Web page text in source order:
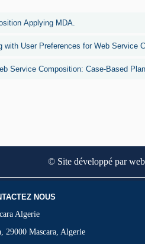
Applying MDA.
with User Preferences for Web Service
Service Composition: Case-Based
© Site développé par
NOUS
Algerie
29000 Mascara, Algerie